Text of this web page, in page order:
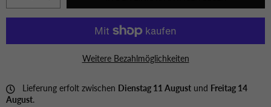
Weitere Bezahlmöglichkeiten
Lieferung erfolt zwischen Dienstag 11 August und Freitag 14
August.